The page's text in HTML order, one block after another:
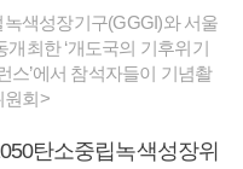
색성장기구(GGGI)와 서울
최한 ‘개도국의 기후위기
스’에서 참석자들이 기념촬
원회>
탄소중립녹색성장위